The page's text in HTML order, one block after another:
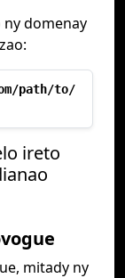
domenay
path/to/
ireto
mitady ny